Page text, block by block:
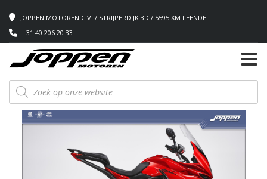
JOPPEN MOTOREN C.V. / STRIJPERDIJK 3D / 5595 XM LEENDE
+31 40 206 20 33
Producten
zoeken